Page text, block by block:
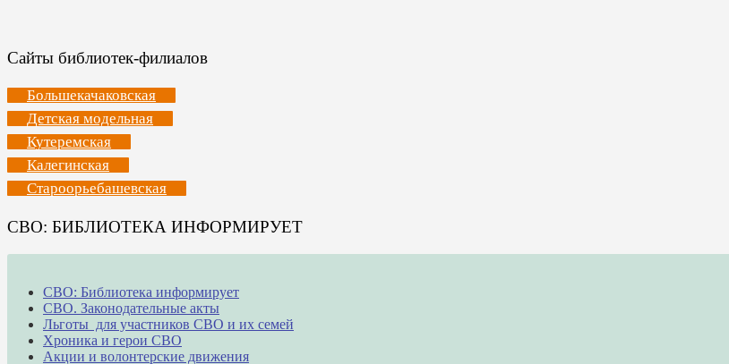
Сайты библиотек-филиалов
Большекачаковская
Детская модельная
Кутеремская
Калегинская
Староорьебашевская
СВО: БИБЛИОТЕКА ИНФОРМИРУЕТ
СВО: Библиотека информирует
СВО. Законодательные акты
Льготы для участников СВО и их семей
Хроника и герои СВО
Акции и волонтерские движения